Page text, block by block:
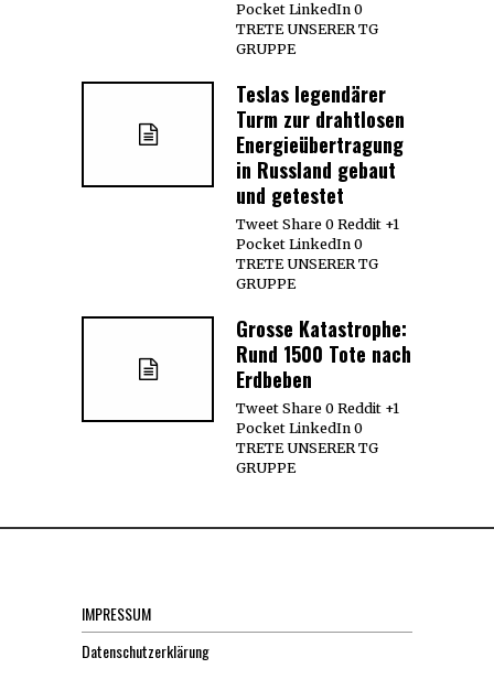
Pocket LinkedIn 0
TRETE UNSERER TG
GRUPPE
Teslas legendärer
Turm zur drahtlosen
Energieübertragung
in Russland gebaut
und getestet
Tweet Share 0 Reddit +1
Pocket LinkedIn 0
TRETE UNSERER TG
GRUPPE
Grosse Katastrophe:
Rund 1500 Tote nach
Erdbeben
Tweet Share 0 Reddit +1
Pocket LinkedIn 0
TRETE UNSERER TG
GRUPPE
IMPRESSUM
Datenschutzerklärung